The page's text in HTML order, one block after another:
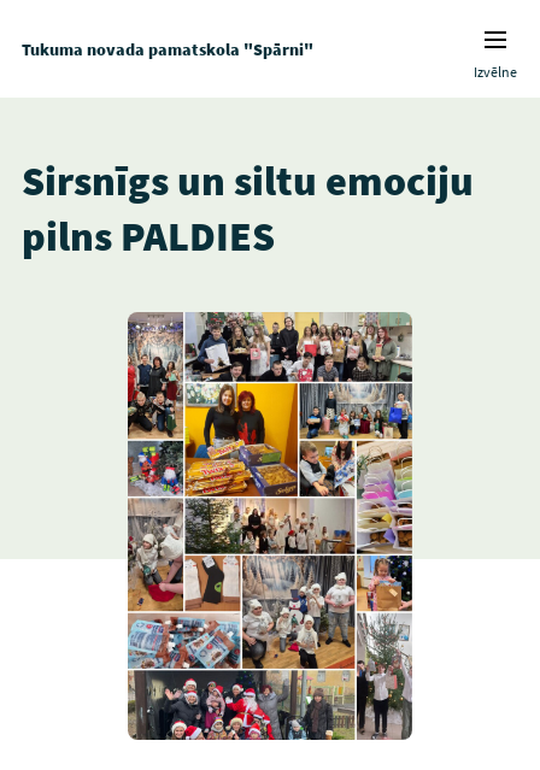
Tukuma novada pamatskola "Spārni"
Izvēlne
Sirsnīgs un siltu emociju
pilns PALDIES